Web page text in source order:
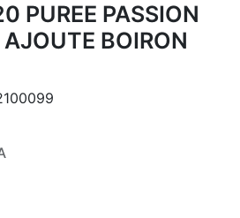
PUREE PASSION
BOIRON